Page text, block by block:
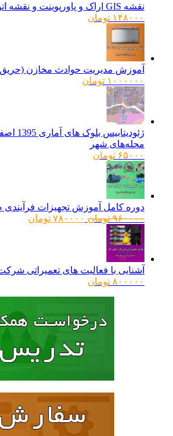
نقشه GIS اراک و پاورپوینت و نقشه اتوکد طرح جامع اراک
۱۴۸۰۰۰ تومان
آموزش مدیریت حوادث مخازن (حریق و
۱۰۰۰۰۰۰ تومان
ژئودیتابیس بلوک های
محله‌های شهر
۶۵۰۰۰ تومان
دوره کامل آموزش تجهیزات فرآیندی
۹۶۰۰۰۰ تومانقیمت
۷۸۰۰۰۰ تومانقیمت
آشنایی با فعالیت های تعمیراتی شرکت
۸۰۰۰۰۰ تومان